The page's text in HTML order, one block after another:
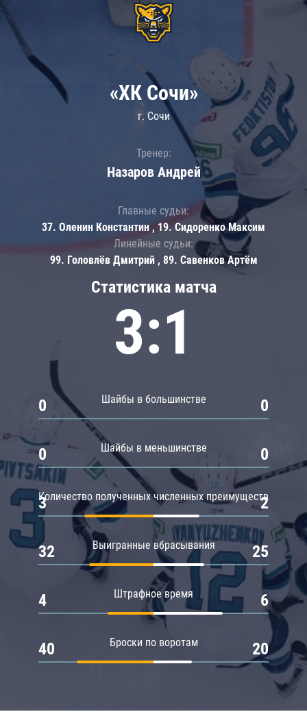
Статистика матча
3:1
Шайбы в большинстве
0 0
Шайбы в меньшинстве
0 0
Количество полученных численных преимуществ
3 2
Выигранные вбрасывания
32 25
Штрафное время
4 6
Броски по воротам
40 20
«ХК Сочи»
г. Сочи
Тренер:
Назаров Андрей
Главные судьи:
37. Оленин Константин , 19. Сидоренко Максим
Линейные судьи:
99. Головлёв Дмитрий , 89. Савенков Артём